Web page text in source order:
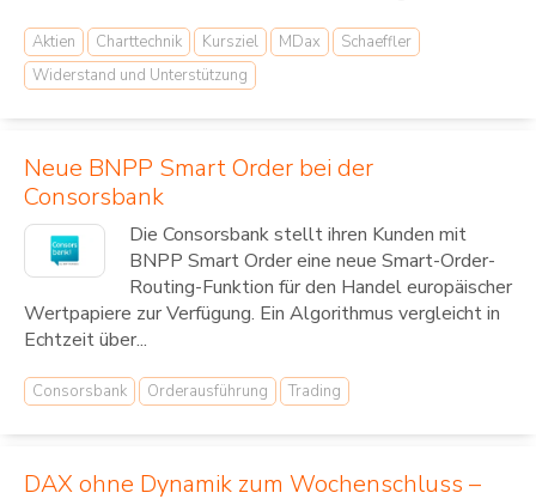
Aktien Charttechnik Kursziel MDax
Schaeffler
Widerstand und Unterstützung
Neue BNPP Smart Order bei der
Consorsbank
Die Consorsbank stellt ihren Kunden mit
BNPP Smart Order eine neue Smart-Order-
Routing-Funktion für den Handel europäischer
Wertpapiere zur Verfügung. Ein Algorithmus vergleicht in
Echtzeit über...
Consorsbank Orderausführung Trading
DAX ohne Dynamik zum Wochenschluss –